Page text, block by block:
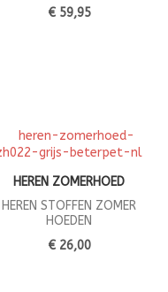
€ 59,95
HEREN ZOMERHOED
HEREN STOFFEN ZOMER
HOEDEN
€ 26,00